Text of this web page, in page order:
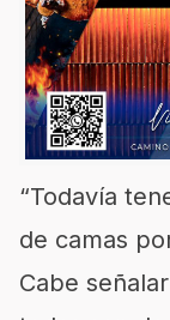
“Todavía
de camas
Cabe